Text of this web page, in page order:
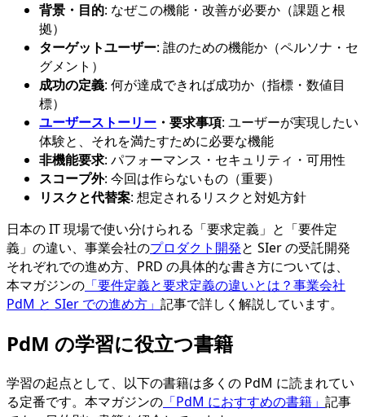
背景・目的: なぜこの機能・改善が必要か（課題と根
拠）
ターゲットユーザー: 誰のための機能か（ペルソナ・セ
グメント）
成功の定義: 何が達成できれば成功か（指標・数値目
標）
ユーザーストーリー ・要求事項: ユーザーが実現したい
体験と、それを満たすために必要な機能
非機能要求: パフォーマンス・セキュリティ・可用性
スコープ外: 今回は作らないもの（重要）
リスクと代替案: 想定されるリスクと対処方針
日本の IT 現場で使い分けられる「要求定義」と「要件定
義」の違い、事業会社のプロダクト開発と SIer の受託開発
それぞれでの進め方、PRD の具体的な書き方については、
本マガジンの 「要件定義と要求定義の違いとは？事業会社
PdM と SIer での進め方」 記事で詳しく解説しています。
PdM の学習に役立つ書籍
学習の起点として、以下の書籍は多くの PdM に読まれてい
る定番です。本マガジンの 「PdM におすすめの書籍」 記事